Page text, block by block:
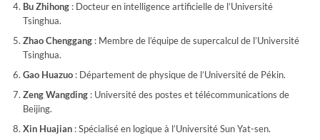
Bu Zhihong: Docteur en intelligence artificielle de l’Université
Tsinghua.
Zhao Chenggang: Membre de l’équipe de supercalcul de l’Université
Tsinghua.
Gao Huazuo: Département de physique de l’Université de Pékin.
Zeng Wangding: Université des postes et télécommunications de
Beijing.
Xin Huajian: Spécialisé en logique à l’Université Sun Yat-sen.